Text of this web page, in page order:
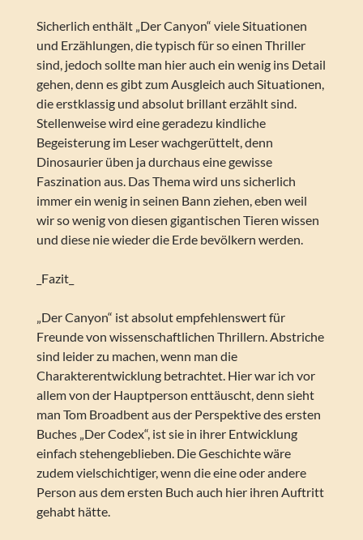
Sicherlich enthält „Der Canyon“ viele Situationen
und Erzählungen, die typisch für so einen Thriller
sind, jedoch sollte man hier auch ein wenig ins Detail
gehen, denn es gibt zum Ausgleich auch Situationen,
die erstklassig und absolut brillant erzählt sind.
Stellenweise wird eine geradezu kindliche
Begeisterung im Leser wachgerüttelt, denn
Dinosaurier üben ja durchaus eine gewisse
Faszination aus. Das Thema wird uns sicherlich
immer ein wenig in seinen Bann ziehen, eben weil
wir so wenig von diesen gigantischen Tieren wissen
und diese nie wieder die Erde bevölkern werden.
_Fazit_
„Der Canyon“ ist absolut empfehlenswert für
Freunde von wissenschaftlichen Thrillern. Abstriche
sind leider zu machen, wenn man die
Charakterentwicklung betrachtet. Hier war ich vor
allem von der Hauptperson enttäuscht, denn sieht
man Tom Broadbent aus der Perspektive des ersten
Buches „Der Codex“, ist sie in ihrer Entwicklung
einfach stehengeblieben. Die Geschichte wäre
zudem vielschichtiger, wenn die eine oder andere
Person aus dem ersten Buch auch hier ihren Auftritt
gehabt hätte.